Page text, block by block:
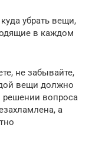
убрать вещи,
в каждом
не забывайте,
вещи должно
решении вопроса
а